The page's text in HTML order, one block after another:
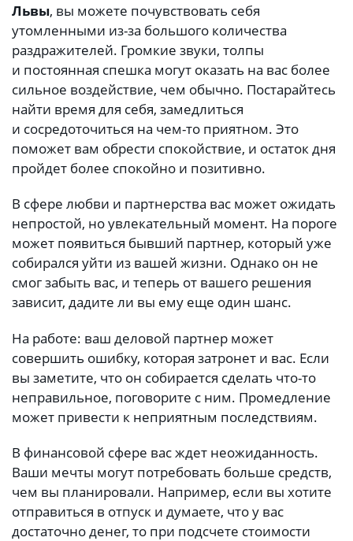
Львы, вы можете почувствовать себя
утомленными из-за большого количества
раздражителей. Громкие звуки, толпы
и постоянная спешка могут оказать на вас более
сильное воздействие, чем обычно. Постарайтесь
найти время для себя, замедлиться
и сосредоточиться на чем-то приятном. Это
поможет вам обрести спокойствие, и остаток дня
пройдет более спокойно и позитивно.
В сфере любви и партнерства вас может ожидать
непростой, но увлекательный момент. На пороге
может появиться бывший партнер, который уже
собирался уйти из вашей жизни. Однако он не
смог забыть вас, и теперь от вашего решения
зависит, дадите ли вы ему еще один шанс.
На работе: ваш деловой партнер может
совершить ошибку, которая затронет и вас. Если
вы заметите, что он собирается сделать что-то
неправильное, поговорите с ним. Промедление
может привести к неприятным последствиям.
В финансовой сфере вас ждет неожиданность.
Ваши мечты могут потребовать больше средств,
чем вы планировали. Например, если вы хотите
отправиться в отпуск и думаете, что у вас
достаточно денег, то при подсчете стоимости